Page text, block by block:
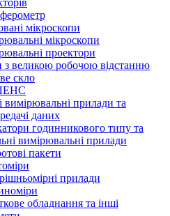
мікроскопи
мікроскопи
проектори
з великою робочою відстанню
скло
вимірювальні прилади та
даних
годинникового типу та
вимірювальні прилади
пакети
прилади
обладнання та інші